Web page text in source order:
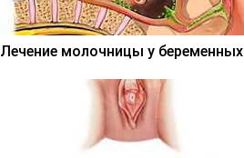
Лечение молочницы у беременных